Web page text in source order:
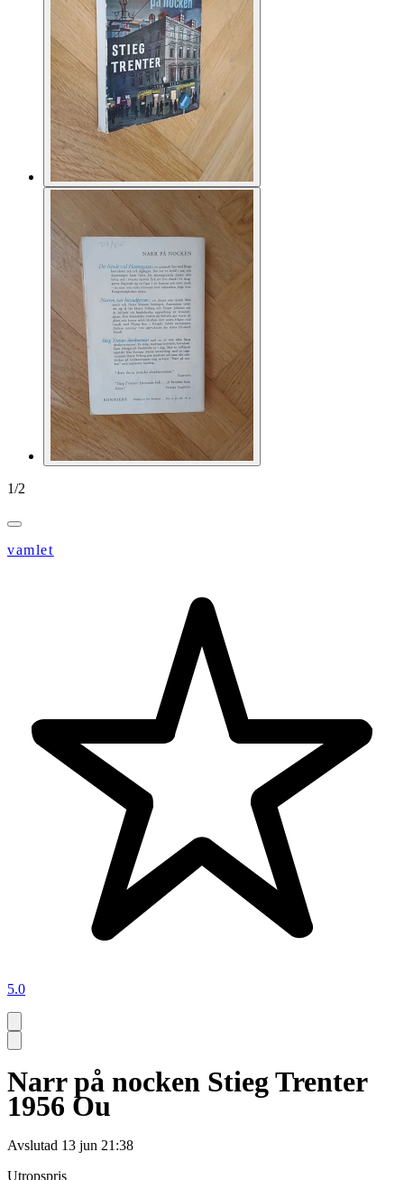
1/2
vamlet
5.0
Narr på nocken Stieg Trenter
1956 Ou
Avslutad 13 jun 21:38
Utropspris